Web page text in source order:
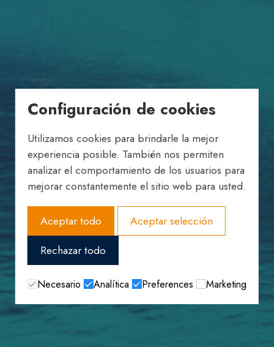
Configuración de cookies
Utilizamos cookies para brindarle la mejor
experiencia posible. También nos permiten
analizar el comportamiento de los usuarios para
mejorar constantemente el sitio web para usted.
Aceptar todo
Aceptar selección
Rechazar todo
Necesario Analítica Preferences Marketing